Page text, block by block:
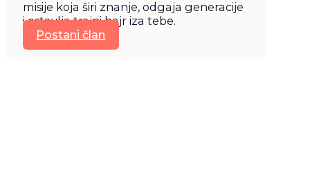
misije koja širi znanje, odgaja generacije
i ostavlja trajni hajr iza tebe.
Postani član